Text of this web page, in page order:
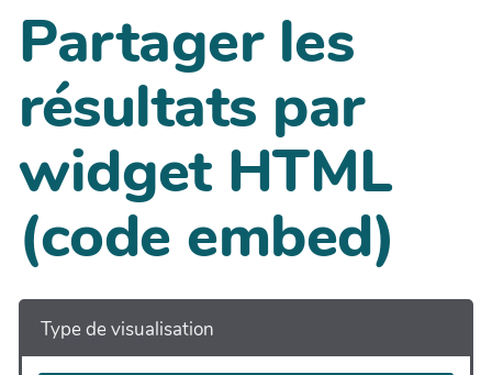
Partager les
résultats par
widget HTML
(code embed)
Type de visualisation